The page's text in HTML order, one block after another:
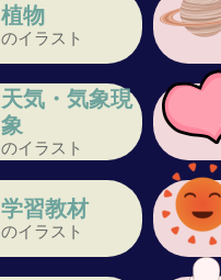
植物
のイラスト
天気・気象現
象
のイラスト
学習教材
のイラスト